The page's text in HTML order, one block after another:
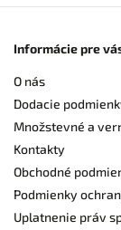
Informácie pre
O nás
Dodacie
Množstevné a
Kontakty
Obchodné
Podmienky
Uplatnenie práv